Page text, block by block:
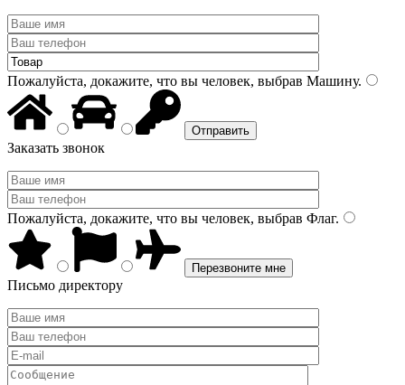
Пожалуйста, докажите, что вы человек, выбрав Машину.
Заказать звонок
Пожалуйста, докажите, что вы человек, выбрав Флаг.
Письмо директору